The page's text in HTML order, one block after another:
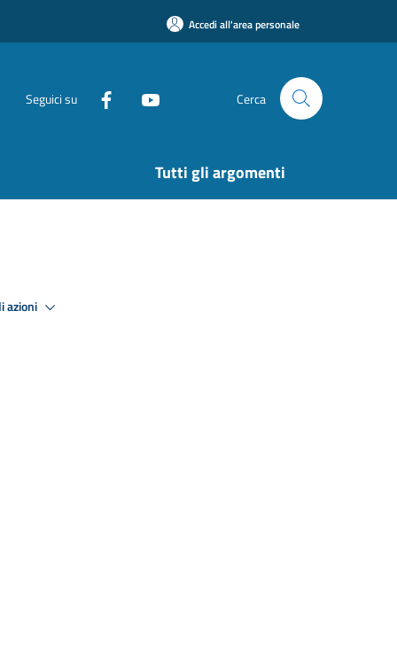
Accedi all'area personale
Seguici su Cerca
Tutti gli argomenti
azioni